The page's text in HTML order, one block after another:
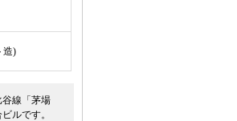
造)
線「茅場
ルです。